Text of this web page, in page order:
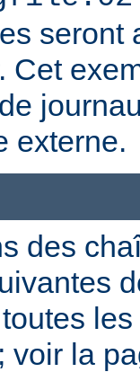
seront
Cet
externe.
des
; voir la